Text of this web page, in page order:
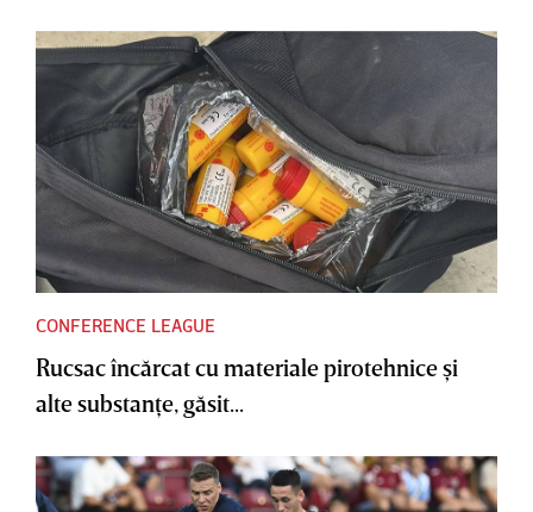
CONFERENCE LEAGUE
Rucsac încărcat cu materiale pirotehnice şi
alte substanţe, găsit...